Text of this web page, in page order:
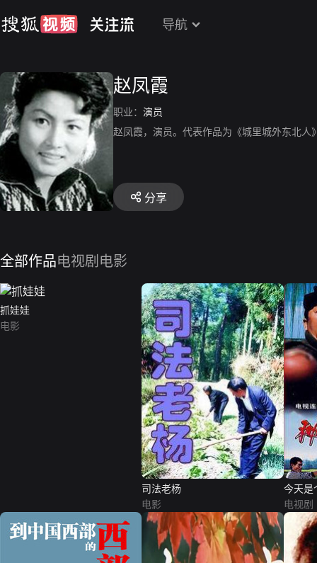
导航
赵凤霞
职业： 演员
赵凤霞，演员。代表作品为《城里城外东北
分享
全部作品电视剧 电影
抓娃娃
电影
司法老杨
电影
今天是
电视剧